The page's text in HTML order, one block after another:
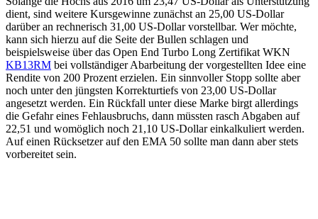
dient, sind weitere Kursgewinne zunächst an 25,00 US-Dollar
darüber an rechnerisch 31,00 US-Dollar vorstellbar. Wer möchte,
kann sich hierzu auf die Seite der Bullen schlagen und
beispielsweise über das Open End Turbo Long Zertifikat WKN
KB13RM bei vollständiger Abarbeitung der vorgestellten Idee eine
Rendite von 200 Prozent erzielen. Ein sinnvoller Stopp sollte aber
noch unter den jüngsten Korrekturtiefs von 23,00 US-Dollar
angesetzt werden. Ein Rückfall unter diese Marke birgt allerdings
die Gefahr eines Fehlausbruchs, dann müssten rasch Abgaben auf
22,51 und womöglich noch 21,10 US-Dollar einkalkuliert werden.
Auf einen Rücksetzer auf den EMA 50 sollte man dann aber stets
vorbereitet sein.